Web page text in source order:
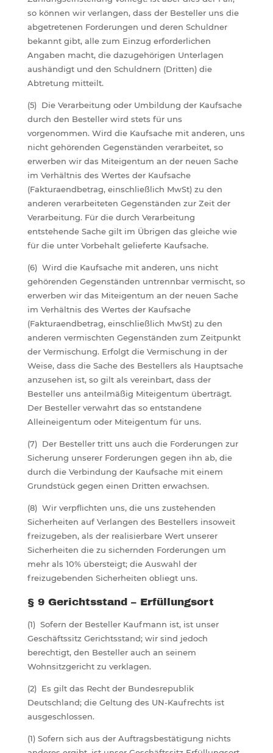
so können wir verlangen, dass der Besteller uns die
abgetretenen Forderungen und deren Schuldner
bekannt gibt, alle zum Einzug erforderlichen
Angaben macht, die dazugehörigen Unterlagen
aushändigt und den Schuldnern (Dritten) die
Abtretung mitteilt.
(5) Die Verarbeitung oder Umbildung der Kaufsache
durch den Besteller wird stets für uns
vorgenommen. Wird die Kaufsache mit anderen, uns
nicht gehörenden Gegenständen verarbeitet, so
erwerben wir das Miteigentum an der neuen Sache
im Verhältnis des Wertes der Kaufsache
(Fakturaendbetrag, einschließlich MwSt) zu den
anderen verarbeiteten Gegenständen zur Zeit der
Verarbeitung. Für die durch Verarbeitung
entstehende Sache gilt im Übrigen das gleiche wie
für die unter Vorbehalt gelieferte Kaufsache.
(6) Wird die Kaufsache mit anderen, uns nicht
gehörenden Gegenständen untrennbar vermischt, so
erwerben wir das Miteigentum an der neuen Sache
im Verhältnis des Wertes der Kaufsache
(Fakturaendbetrag, einschließlich MwSt) zu den
anderen vermischten Gegenständen zum Zeitpunkt
der Vermischung. Erfolgt die Vermischung in der
Weise, dass die Sache des Bestellers als Hauptsache
anzusehen ist, so gilt als vereinbart, dass der
Besteller uns anteilmäßig Miteigentum überträgt.
Der Besteller verwahrt das so entstandene
Alleineigentum oder Miteigentum für uns.
(7) Der Besteller tritt uns auch die Forderungen zur
Sicherung unserer Forderungen gegen ihn ab, die
durch die Verbindung der Kaufsache mit einem
Grundstück gegen einen Dritten erwachsen.
(8) Wir verpflichten uns, die uns zustehenden
Sicherheiten auf Verlangen des Bestellers insoweit
freizugeben, als der realisierbare Wert unserer
Sicherheiten die zu sichernden Forderungen um
mehr als 10% übersteigt; die Auswahl der
freizugebenden Sicherheiten obliegt uns.
§ 9 Gerichtsstand – Erfüllungsort
(1) Sofern der Besteller Kaufmann ist, ist unser
Geschäftssitz Gerichtsstand; wir sind jedoch
berechtigt, den Besteller auch an seinem
Wohnsitzgericht zu verklagen.
(2) Es gilt das Recht der Bundesrepublik
Deutschland; die Geltung des UN-Kaufrechts ist
ausgeschlossen.
(1) Sofern sich aus der Auftragsbestätigung nichts